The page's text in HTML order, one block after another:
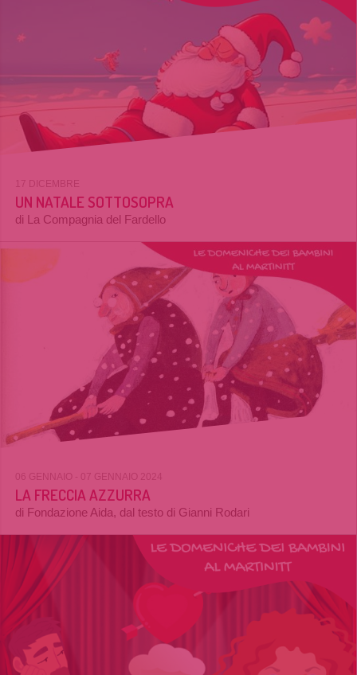
17 DICEMBRE
UN NATALE SOTTOSOPRA
di La Compagnia del Fardello
06 GENNAIO - 07 GENNAIO 2024
LA FRECCIA AZZURRA
di Fondazione Aida, dal testo di Gianni Rodari